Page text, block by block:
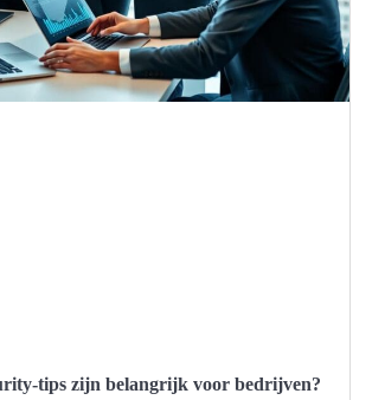
tips zijn belangrijk voor bedrijven?